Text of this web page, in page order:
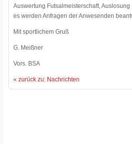
Auswertung Futsalmeisterschaft,
es werden Anfragen der Anwesenden
Mit sportlichem Gruß
G. Meißner
Vors. BSA
« zurück zu: Nachrichten